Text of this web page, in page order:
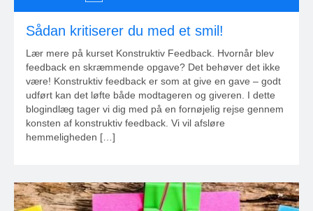
Sådan kritiserer du med et smil!
Lær mere på kurset Konstruktiv Feedback. Hvornår blev
feedback en skræmmende opgave? Det behøver det ikke
være! Konstruktiv feedback er som at give en gave – godt
udført kan det løfte både modtageren og giveren. I dette
blogindlæg tager vi dig med på en fornøjelig rejse gennem
konsten af konstruktiv feedback. Vi vil afsløre
hemmeligheden […]